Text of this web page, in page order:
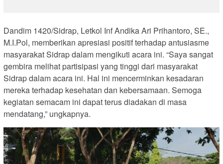
Dandim 1420/Sidrap, Letkol Inf Andika Ari Prihantoro, SE.,
M.I.Pol, memberikan apresiasi positif terhadap antusiasme
masyarakat Sidrap dalam mengikuti acara ini. “Saya sangat
gembira melihat partisipasi yang tinggi dari masyarakat
Sidrap dalam acara ini. Hal ini mencerminkan kesadaran
mereka terhadap kesehatan dan kebersamaan. Semoga
kegiatan semacam ini dapat terus diadakan di masa
mendatang,” ungkapnya.